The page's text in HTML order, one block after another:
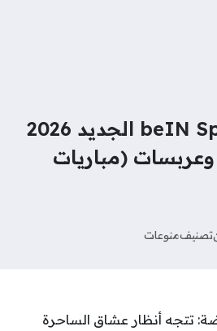
تردد قناة beIN Sports الجديد 2026
(مباريات
تصنيفمنوعات
تتجه أنظار عشاق الساحرة